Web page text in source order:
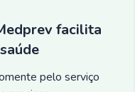
facilita
pelo serviço